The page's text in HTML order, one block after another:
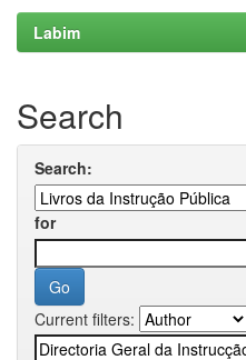
Labim
Search
Search:
for
Current filters: